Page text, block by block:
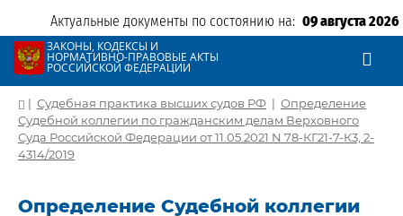
Актуальные документы по состоянию на: 09 августа 2026
ЗАКОНЫ, КОДЕКСЫ И
НОРМАТИВНО-ПРАВОВЫЕ АКТЫ
РОССИЙСКОЙ ФЕДЕРАЦИИ
| Судебная практика высших судов РФ | Определение
Судебной коллегии по гражданским делам Верховного
Суда Российской Федерации от 11.05.2021 N 78-КГ21-7-К3, 2-
4314/2019
Определение Судебной коллегии